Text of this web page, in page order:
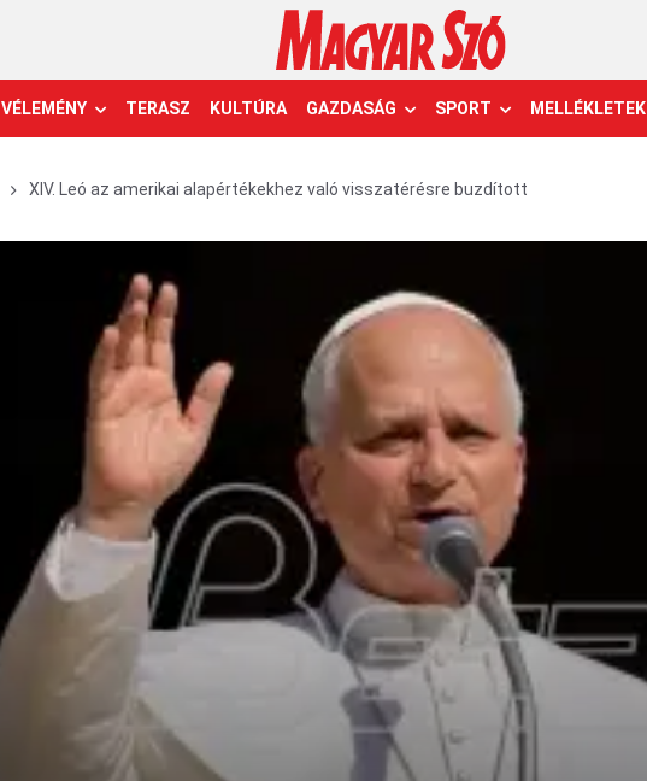
VÉLEMÉNY TERASZ KULTÚRA GAZDASÁG SPORT MELLÉKLETEK
XIV. Leó az amerikai alapértékekhez való visszatérésre buzdított